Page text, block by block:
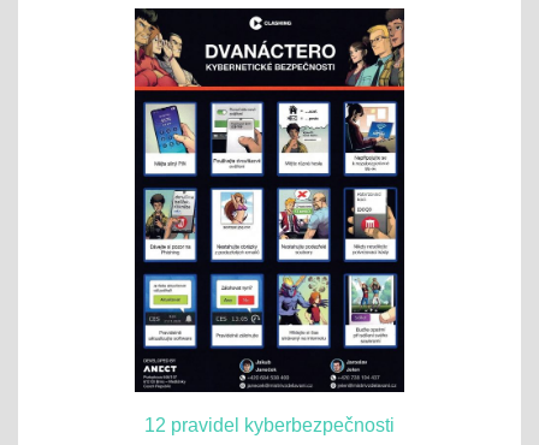
12 pravidel kyberbezpečnosti